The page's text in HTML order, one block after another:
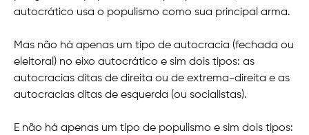
autocrático usa o populismo como sua principal arma.
Mas não há apenas um tipo de autocracia (fechada ou
eleitoral) no eixo autocrático e sim dois tipos: as
autocracias ditas de direita ou de extrema-direita e as
autocracias ditas de esquerda (ou socialistas).
E não há apenas um tipo de populismo e sim dois tipos: